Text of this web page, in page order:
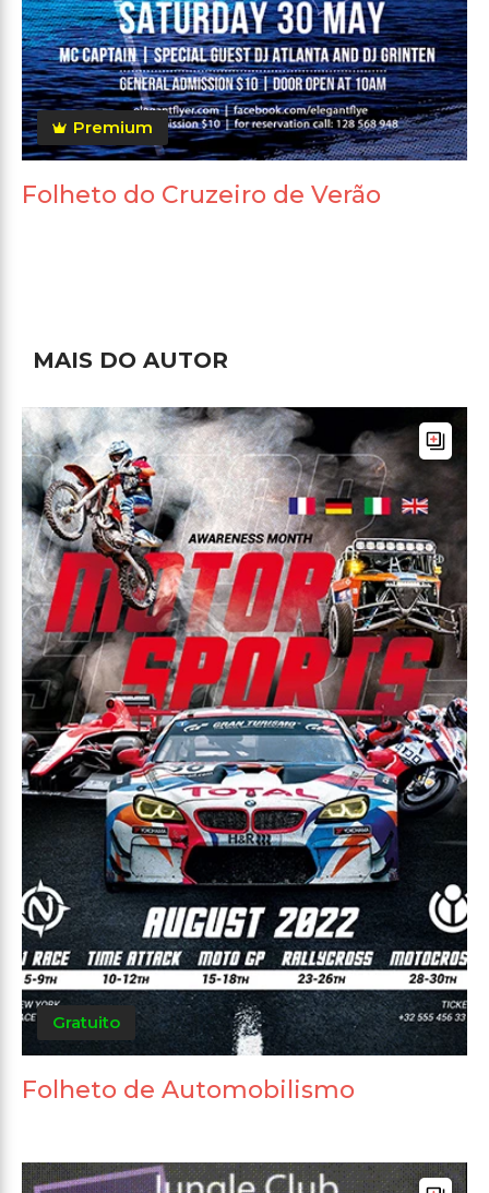
Premium
Folheto do Cruzeiro de Verão
MAIS DO AUTOR
Gratuito
Folheto de Automobilismo